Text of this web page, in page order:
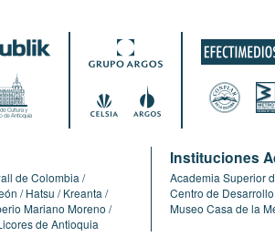
de Colombia
Hatsu
Kreanta
Mariano Moreno
de Antioquia
Instituciones
Academia Superior
Centro de
Museo Casa de la